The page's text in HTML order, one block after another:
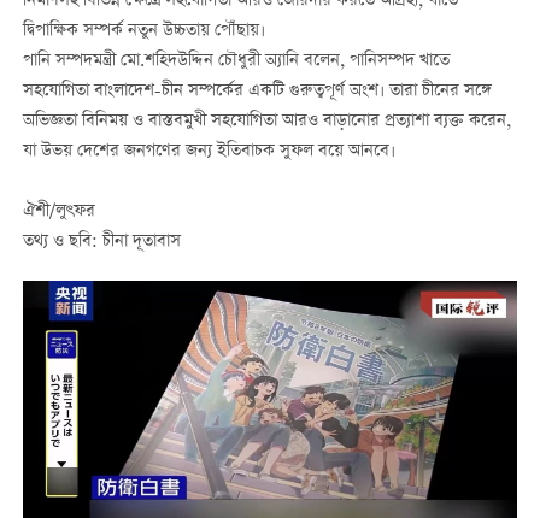
দ্বিপাক্ষিক সম্পর্ক নতুন উচ্চতায় পৌঁছায়।
পানি সম্পদমন্ত্রী মো.শহিদউদ্দিন চৌধুরী অ্যানি বলেন, পানিসম্পদ খাতে
সহযোগিতা বাংলাদেশ-চীন সম্পর্কের একটি গুরুত্বপূর্ণ অংশ। তারা চীনের সঙ্গে
অভিজ্ঞতা বিনিময় ও বাস্তবমুখী সহযোগিতা আরও বাড়ানোর প্রত্যাশা ব্যক্ত করেন,
যা উভয় দেশের জনগণের জন্য ইতিবাচক সুফল বয়ে আনবে।
ঐশী/লুৎফর
তথ্য ও ছবি: চীনা দূতাবাস